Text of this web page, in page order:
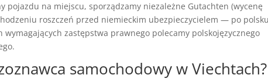
pojazdu na miejscu, sporządzamy niezależne Gutachten (wycenę
roszczeń przed niemieckim ubezpieczycielem — po
zastępstwa prawnego polecamy polskojęzycznego
samochodowy w Viechtach?